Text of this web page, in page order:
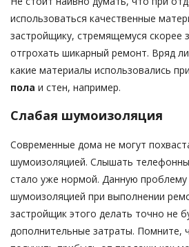
использоваться качественные
застройщику, стремящемуся скорее
отгрохать шикарный ремонт. Вряд
какие материалы использовались при
пола и стен, например.
Слабая шумоизоляция
Современные дома не могут
шумоизоляцией. Слышать
стало уже нормой. Данную
шумоизоляцией при выполнении
застройщик этого делать точно не
дополнительные затраты. Помните,